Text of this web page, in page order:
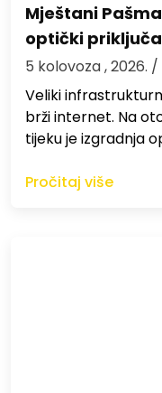
Mještani
optički
5 kolovoza , 2026. /
Veliki
brži internet. Na
tijeku je izgradnja
Pročitaj više